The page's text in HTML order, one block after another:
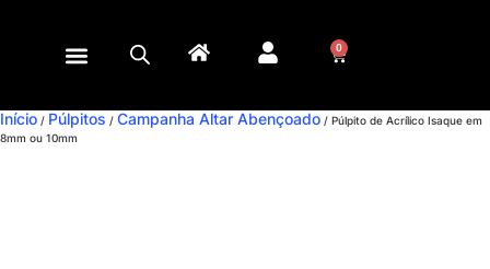
0
Início / Púlpitos / Campanha Altar Abençoado / Púlpito de Acrílico Isaque em
8mm ou 10mm